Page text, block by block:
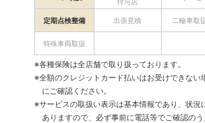
定期点検整備 出張見積 二輪車取
特殊車両取扱
※各種保険は全店舗で取り扱っております。
※全額のクレジットカード払いはお受けできない
にご確認ください。
※サービスの取扱い表示は基本情報であり、状況
ありますので、必ず事前に電話等でご確認のう